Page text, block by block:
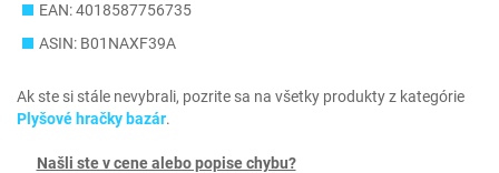
EAN: 4018587756735
ASIN: B01NAXF39A
Ak ste si stále nevybrali, pozrite sa na všetky produkty z kategórie
Plyšové hračky bazár.
Našli ste v cene alebo popise chybu?